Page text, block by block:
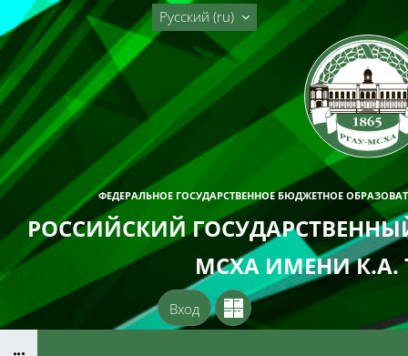
Перейти к основному содержанию
ФЕДЕРАЛЬНОЕ ГОСУДАРСТВЕННОЕ БЮДЖЕТНОЕ
РОССИЙСКИЙ
МСХА ИМЕНИ К.А.
Русский ‎(ru)‎
Вход